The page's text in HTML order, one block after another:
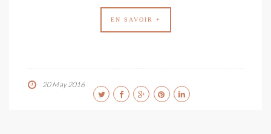
EN SAVOIR +
20 May 2016